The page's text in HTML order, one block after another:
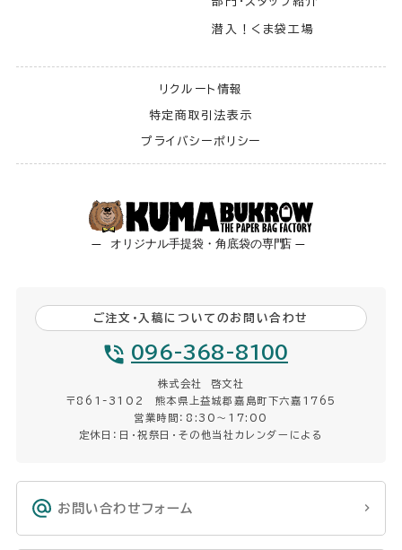
ご注文・入稿についてのお問い合わせ
096-368-8100
株式会社 啓文社
〒861-3102 熊本県上益城郡嘉島町下六嘉1765
営業時間：8:30〜17:00
定休日：日・祝祭日・その他当社カレンダーによる
お問い合わせフォーム
潜入！くま袋工場
リクルート情報
特定商取引法表示
プライバシーポリシー